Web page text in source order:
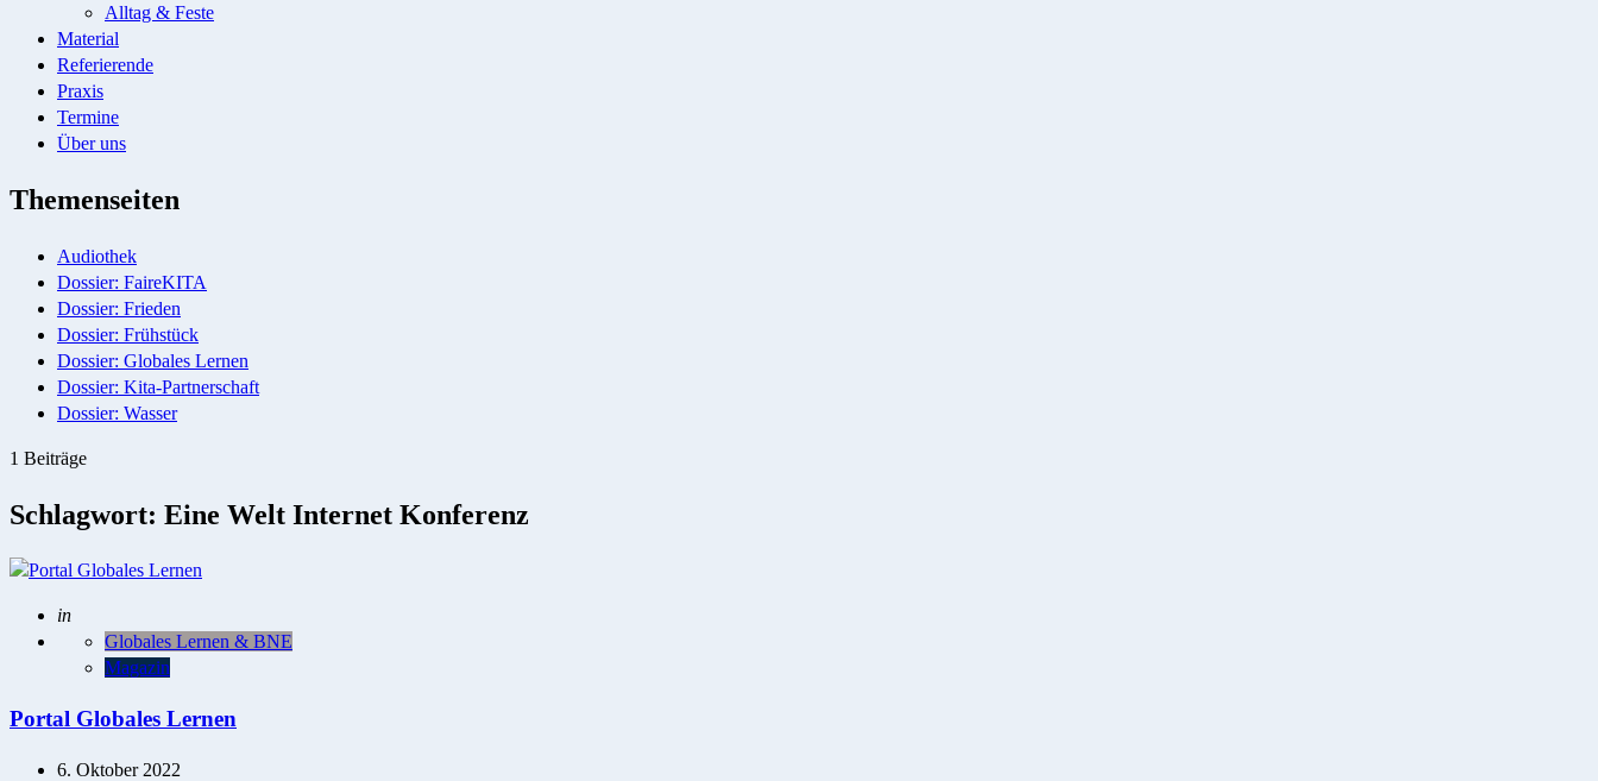
Alltag & Feste
Material
Referierende
Praxis
Termine
Über uns
Themenseiten
Audiothek
Dossier: FaireKITA
Dossier: Frieden
Dossier: Frühstück
Dossier: Globales Lernen
Dossier: Kita-Partnerschaft
Dossier: Wasser
1 Beiträge
Schlagwort: Eine Welt Internet Konferenz
Geschrieben
in
Globales Lernen & BNE
Magazin
Portal Globales Lernen
6. Oktober 2022